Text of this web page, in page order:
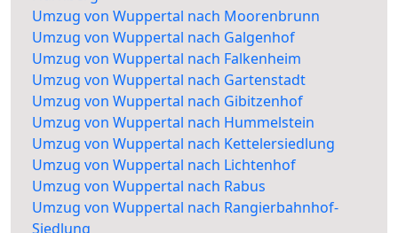
Umzug von Wuppertal nach Moorenbrunn
Umzug von Wuppertal nach Galgenhof
Umzug von Wuppertal nach Falkenheim
Umzug von Wuppertal nach Gartenstadt
Umzug von Wuppertal nach Gibitzenhof
Umzug von Wuppertal nach Hummelstein
Umzug von Wuppertal nach Kettelersiedlung
Umzug von Wuppertal nach Lichtenhof
Umzug von Wuppertal nach Rabus
Umzug von Wuppertal nach Rangierbahnhof-
Siedlung